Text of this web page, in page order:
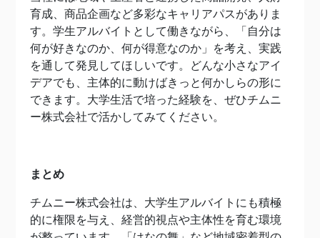
育成、商品企画など多彩なキャリアパスがありま
す。学生アルバイトとして働きながら、「自分は
何が好きなのか、何が得意なのか」を考え、実践
を通して発見してほしいです。どんな小さなアイ
デアでも、主体的に動けばきっと何かしらの形に
できます。大学生活で培った経験を、ぜひチムニ
ー株式会社で活かしてみてください。
まとめ
チムニー株式会社は、大学生アルバイトにも積極
的に権限を与え、経営的視点や主体性を育む環境